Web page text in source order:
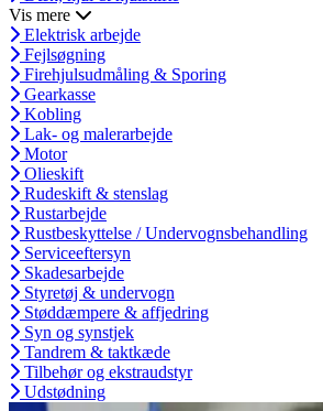
Vis mere
Elektrisk arbejde
Fejlsøgning
Firehjulsudmåling & Sporing
Gearkasse
Kobling
Lak- og malerarbejde
Motor
Olieskift
Rudeskift & stenslag
Rustarbejde
Rustbeskyttelse / Undervognsbehandling
Serviceeftersyn
Skadesarbejde
Styretøj & undervogn
Støddæmpere & affjedring
Syn og synstjek
Tandrem & taktkæde
Tilbehør og ekstraudstyr
Udstødning